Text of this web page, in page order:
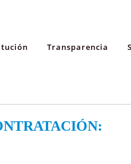
Transparencia